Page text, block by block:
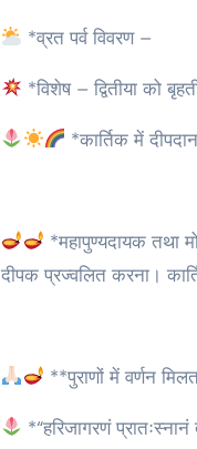
*व्रत पर्व विवरण –
*विशेष – द्वितीया को
*कार्तिक में
*महापुण्यदायक तथा
दीपक प्रज्वलित करना।
**पुराणों में वर्णन
*“हरिजागरणं